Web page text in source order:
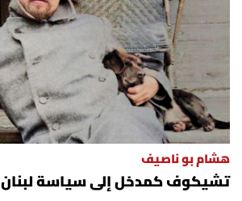
هشام بو ناصيف
تشيكوف كمدخل إلى سياسة لبنان